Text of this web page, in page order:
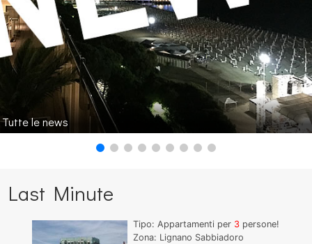
Tutte le news
Last Minute
Tipo: Appartamenti per3 persone!
Zona: Lignano Sabbiadoro